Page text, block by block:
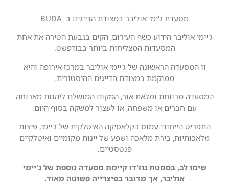
מסעדת ג'ימי אוליבר במצודת הדייגים ב BUDA
ג'יימי אוליבר הידוע כשף העירום, הקים בגבעת הטירה את אחת
המסעדות המצליחות ביותר בבודפשט.
זו המסעדה הראשונה של ג'יימי אוליבר במרכז אירופה והיא
ממוקמת במצודת הדייגים ההיסטורית.
המסעדה מרווחת ומלאת אור, המקום המושלם ליהנות מארוחה
עם חברים או משפחה, או לעצור למשקה בסוף היום.
התפריט הייחודי עמוס בקלאסיקה האיטלקית של ג'יימי, פיצות
מלאכותיות, בירת מלאכה ושפע של יינות מקומיים ואיטלקיים
פנטסטיים.
שימו לב, בסמטת גוז'דו קיימת מסעדה נוספת של ג'יימי
אוליבר, אך מדובר בפיצרייה פשוטה מאוד.